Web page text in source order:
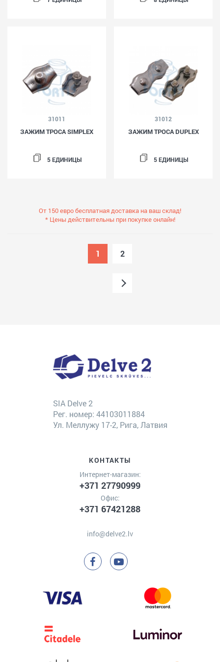
31011
ЗАЖИМ ТРОСА SIMPLEX
5 ЕДИНИЦЫ
31012
ЗАЖИМ ТРОСА DUPLEX
5 ЕДИНИЦЫ
От 150 евро бесплатная доставка на ваш склад!
* Цены действительны при покупке онлайн!
1 2
SIA Delve 2
Рег. номер: 44103011884
Ул. Меллужу 17-2, Рига, Латвия
КОНТАКТЫ
Интернет-магазин:
+371 27790999
Офис:
+371 67421288
info@delve2.lv